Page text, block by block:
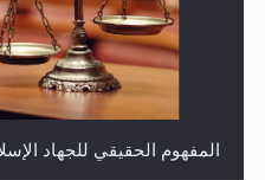
هل يجوز فتح مشروع كوافير
المحجبات؟
المفهوم الحقيقي للجهاد